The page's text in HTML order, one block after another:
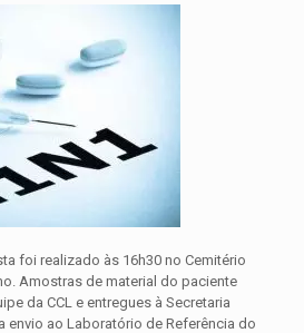
foi realizado às 16h30 no Cemitério
Amostras de material do paciente
da CCL e entregues à Secretaria
envio ao Laboratório de Referência do